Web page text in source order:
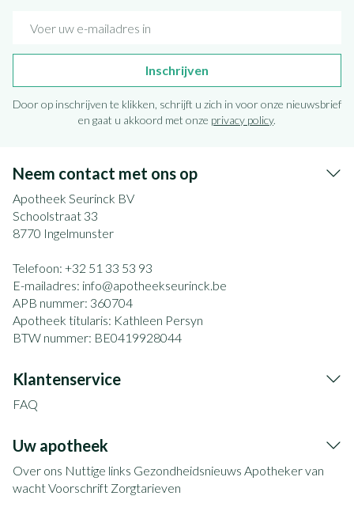
Inschrijven
Door op inschrijven te klikken, schrijft u zich in voor onze nieuwsbrief
en gaat u akkoord met onze privacy policy.
Neem contact met ons op
Apotheek Seurinck BV
Schoolstraat 33
8770 Ingelmunster
Telefoon: +32 51 33 53 93
E-mailadres: info@apotheekseurinck.be
APB nummer: 360704
Apotheek titularis: Kathleen Persyn
BTW nummer: BE0419928044
Klantenservice
FAQ
Uw apotheek
Over ons Nuttige links Gezondheidsnieuws Apotheker van
wachtVoorschrift Zorgtarieven